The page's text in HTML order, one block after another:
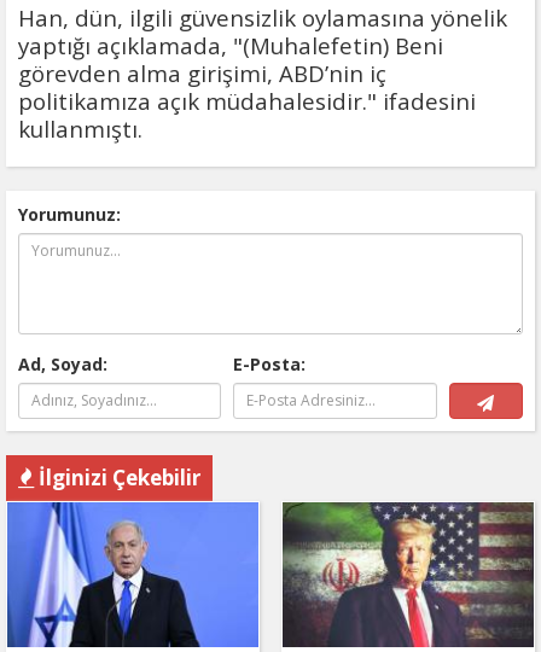
Han, dün, ilgili güvensizlik oylamasına yönelik
yaptığı açıklamada, "(Muhalefetin) Beni
görevden alma girişimi, ABD’nin iç
politikamıza açık müdahalesidir." ifadesini
kullanmıştı.
Yorumunuz:
Ad, Soyad: E-Posta:
İlginizi Çekebilir